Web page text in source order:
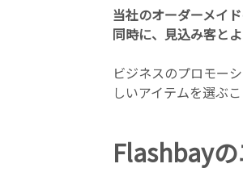
当社のオーダーメイ
同時に、見込み客と
ビジネスのプロモー
しいアイテムを選ぶ
Flashbay